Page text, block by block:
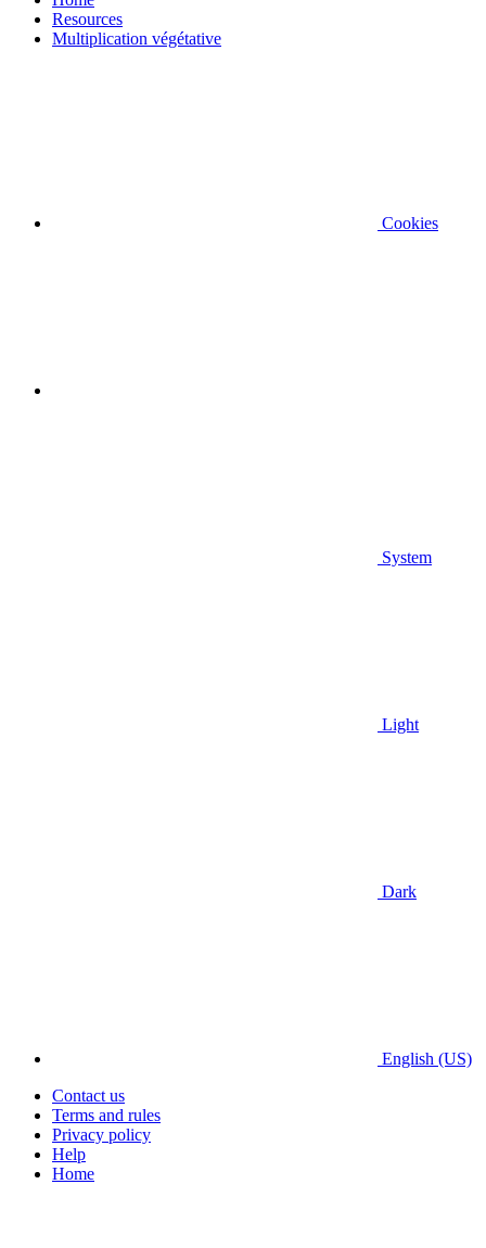
Resources
Multiplication végétative
Cookies
System
Light
Dark
English (US)
Contact us
Terms and rules
Privacy policy
Help
Home